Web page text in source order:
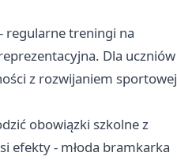
regularne treningi na
Dla uczniów
z rozwijaniem sportowej
obowiązki szkolne z
efekty - młoda bramkarka